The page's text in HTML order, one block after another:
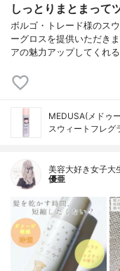
しっとりまとまって
ボルゴ・トレード様のス
ーグロスを提供いただき
アの魅力アップしてくれ
MEDUSA(メドゥ
スウィートフレグ
美容大好き女子大
優亜